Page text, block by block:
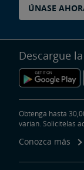
ÚNASE
Descargue
Obtenga hasta
varían. Solicítelas
Conozca más